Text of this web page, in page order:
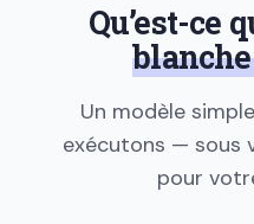
Qu’est-ce
Un modèle
exécutons — sous
pour